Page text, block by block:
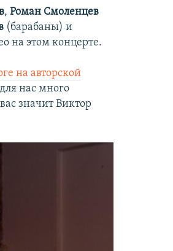
,Роман Смоленцев
(барабаны) и
на этом концерте.
на авторской
нас много
значит Виктор